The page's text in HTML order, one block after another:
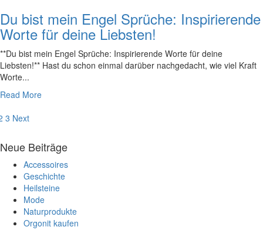
Du bist mein Engel Sprüche: Inspirierende
Worte für deine Liebsten!
**Du bist mein Engel ​Sprüche: ⁣Inspirierende ⁣Worte für deine
Liebsten!** Hast du schon einmal darüber nachgedacht,​ wie‌ viel Kraft
Worte...
Read More
3 Next
Neue Beiträge
Accessoires
Geschichte
Heilsteine
Mode
Naturprodukte
Orgonit kaufen